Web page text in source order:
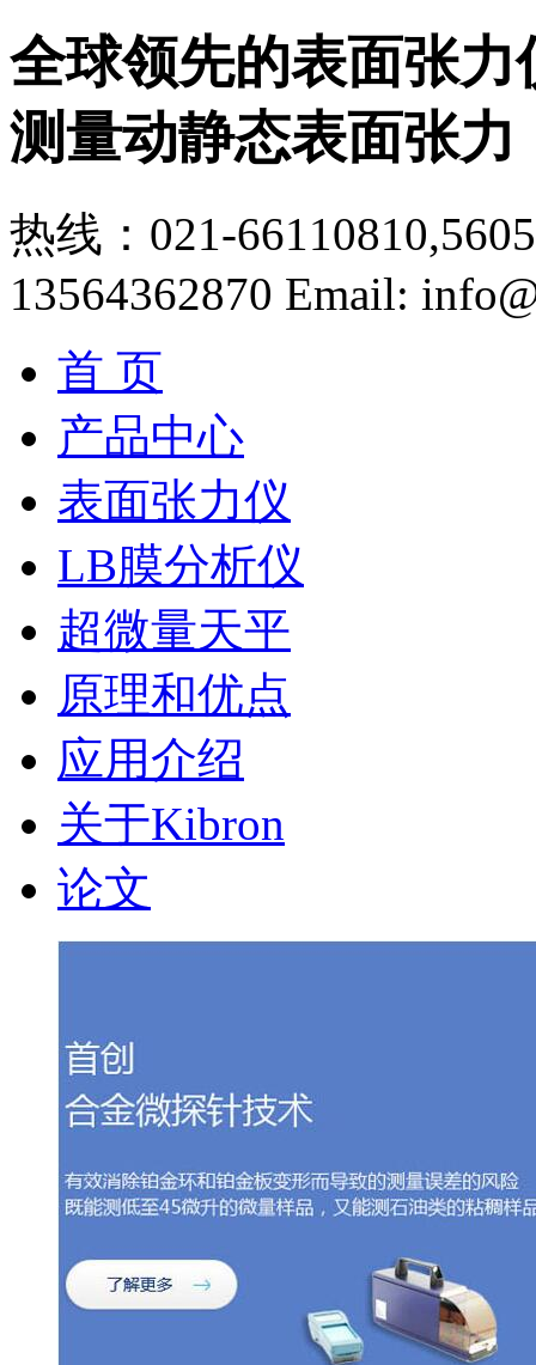
全球领先的表面张
测量动静态表面张力
热线：021-
13564362870 Email:
首 页
产品中心
表面张力仪
LB膜分析仪
超微量天平
原理和优点
应用介绍
关于Kibron
论文